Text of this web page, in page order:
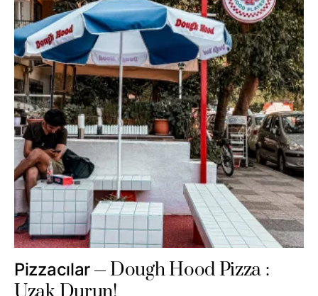
Pizzacılar
Dough Hood Pizza :